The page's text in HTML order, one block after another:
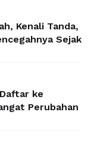
Kenali Tanda,
Sejak
ke
Perubahan